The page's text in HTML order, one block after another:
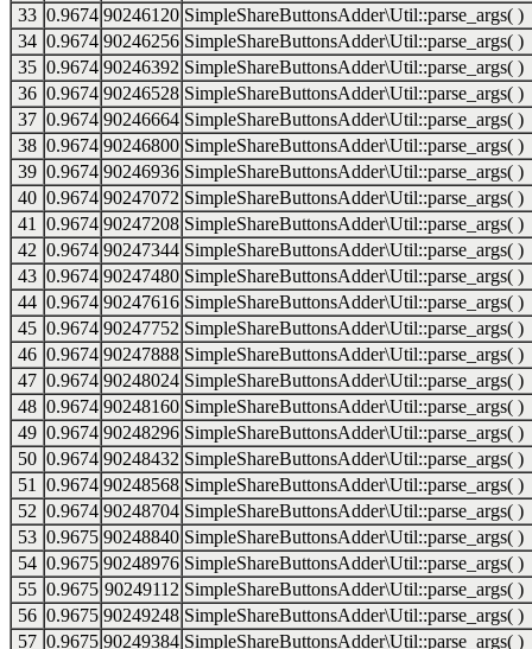
33 0.9674 90246120 SimpleShareButtonsAdder\Util::parse_args( )
34 0.9674 90246256 SimpleShareButtonsAdder\Util::parse_args( )
35 0.9674 90246392 SimpleShareButtonsAdder\Util::parse_args( )
36 0.9674 90246528 SimpleShareButtonsAdder\Util::parse_args( )
37 0.9674 90246664 SimpleShareButtonsAdder\Util::parse_args( )
38 0.9674 90246800 SimpleShareButtonsAdder\Util::parse_args( )
39 0.9674 90246936 SimpleShareButtonsAdder\Util::parse_args( )
40 0.9674 90247072 SimpleShareButtonsAdder\Util::parse_args( )
41
0.9674 90247208 SimpleShareButtonsAdder\Util::parse_args( )
42 0.9674 90247344 SimpleShareButtonsAdder\Util::parse_args( )
43 0.9674 90247480 SimpleShareButtonsAdder\Util::parse_args( )
44 0.9674 90247616 SimpleShareButtonsAdder\Util::parse_args( )
45 0.9674 90247752 SimpleShareButtonsAdder\Util::parse_args( )
46 0.9674 90247888 SimpleShareButtonsAdder\Util::parse_args( )
47 0.9674 90248024 SimpleShareButtonsAdder\Util::parse_args( )
48 0.9674 90248160 SimpleShareButtonsAdder\Util::parse_args( )
49 0.9674 90248296 SimpleShareButtonsAdder\Util::parse_args( )
50 0.9674 90248432 SimpleShareButtonsAdder\Util::parse_args( )
51
0.9674 90248568 SimpleShareButtonsAdder\Util::parse_args( )
52 0.9674 90248704 SimpleShareButtonsAdder\Util::parse_args( )
53 0.9675 90248840 SimpleShareButtonsAdder\Util::parse_args( )
54 0.9675 90248976 SimpleShareButtonsAdder\Util::parse_args( )
55 0.9675 90249112 SimpleShareButtonsAdder\Util::parse_args( )
56 0.9675 90249248 SimpleShareButtonsAdder\Util::parse_args( )
57 0.9675 90249384 SimpleShareButtonsAdder\Util::parse_args( )